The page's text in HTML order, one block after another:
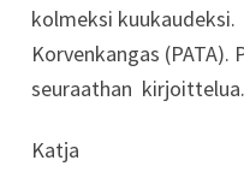
kolmeksi kuukaudeksi.
Korvenkangas
seuraathan kirjoittelua.
Katja